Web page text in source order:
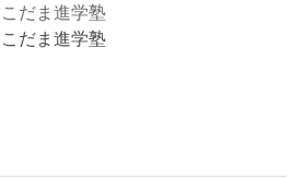
こだま進学塾
こだま進学塾